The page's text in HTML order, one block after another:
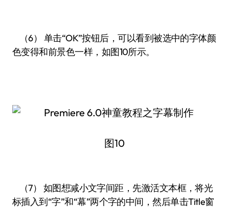
（6） 单击“OK”按钮后，可以看到被选中的字体颜
色变得和前景色一样，如图10所示。
图10
（7） 如图想减小文字间距，先激活文本框，将光
标插入到“字”和“幕”两个字的中间，然后单击Title窗